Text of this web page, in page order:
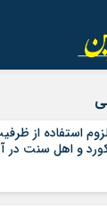
استفاده از
و اهل سنت در